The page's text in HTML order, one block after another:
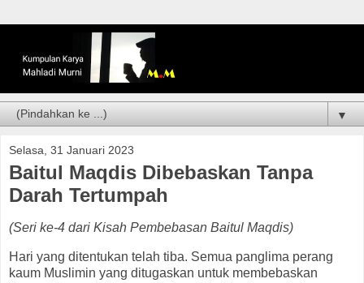
▼
Selasa, 31 Januari 2023
Baitul Maqdis Dibebaskan Tanpa
Darah Tertumpah
(Seri ke-4 dari Kisah Pembebasan Baitul Maqdis)
Hari yang ditentukan telah tiba. Semua panglima perang
kaum Muslimin yang ditugaskan untuk membebaskan